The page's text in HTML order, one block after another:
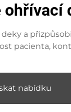
a
pacienta,
nabídku